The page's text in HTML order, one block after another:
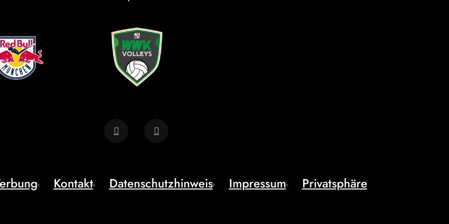
Kontakt Datenschutzhinweis Impressum Privatsphäre